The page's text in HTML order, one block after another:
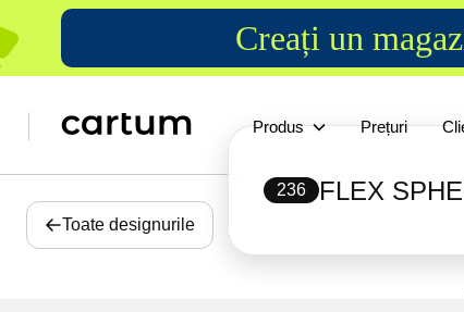
Creați un
Produs Prețuri
Toate designurile
236 FLEX